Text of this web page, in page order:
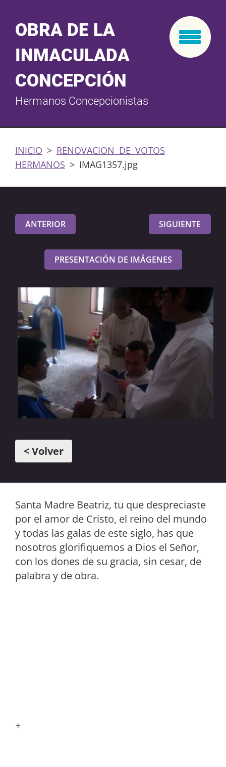
OBRA DE LA
INMACULADA
CONCEPCIÓN
Hermanos Concepcionistas
INICIO > RENOVACION DE VOTOS
HERMANOS > IMAG1357.jpg
ANTERIOR SIGUIENTE
PRESENTACIÓN DE IMÁGENES
< Volver
Santa Madre Beatriz, tu que despreciaste
por el amor de Cristo, el reino del mundo
y todas las galas de este siglo, has que
nosotros glorifiquemos a Dios el Señor,
con los dones de su gracia, sin cesar, de
palabra y de obra.
+